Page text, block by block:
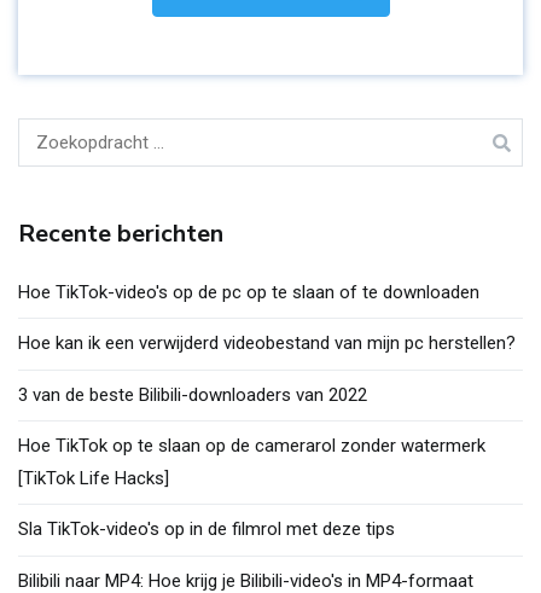
Zoeken
naar:
Recente berichten
Hoe TikTok-video's op de pc op te slaan of te downloaden
Hoe kan ik een verwijderd videobestand van mijn pc herstellen?
3 van de beste Bilibili-downloaders van 2022
Hoe TikTok op te slaan op de camerarol zonder watermerk
[TikTok Life Hacks]
Sla TikTok-video's op in de filmrol met deze tips
Bilibili naar MP4: Hoe krijg je Bilibili-video's in MP4-formaat